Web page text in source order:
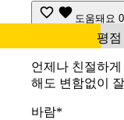
도움돼요 0
평점
언제나 친절하
해도 변함없이
바람*